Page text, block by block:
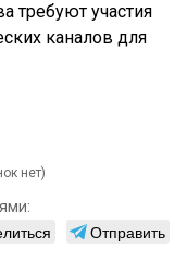
требуют участия
каналов для
нет)
Отправить